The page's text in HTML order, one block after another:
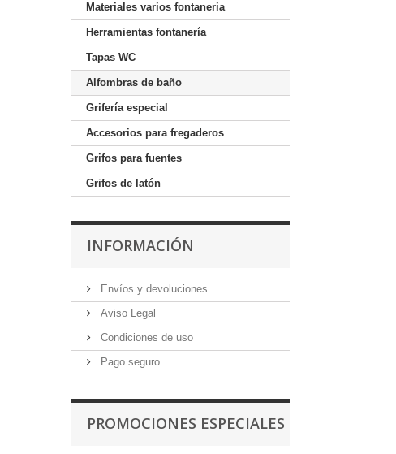
Materiales varios fontaneria
Herramientas fontanería
Tapas WC
Alfombras de baño
Grifería especial
Accesorios para fregaderos
Grifos para fuentes
Grifos de latón
INFORMACIÓN
Envíos y devoluciones
Aviso Legal
Condiciones de uso
Pago seguro
PROMOCIONES ESPECIALES